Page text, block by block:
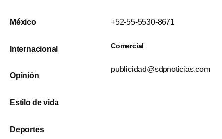
México
Internacional
Opinión
Estilo de vida
Deportes
+52-55-5530-8671
Comercial
publicidad@sdpnoticias.com